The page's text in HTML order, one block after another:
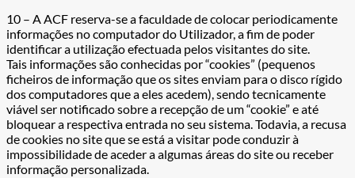
10 – A ACF reserva-se a faculdade de colocar periodicamente
informações no computador do Utilizador, a fim de poder
identificar a utilização efectuada pelos visitantes do site.
Tais informações são conhecidas por “cookies” (pequenos
ficheiros de informação que os sites enviam para o disco rígido
dos computadores que a eles acedem), sendo tecnicamente
viável ser notificado sobre a recepção de um “cookie” e até
bloquear a respectiva entrada no seu sistema. Todavia, a recusa
de cookies no site que se está a visitar pode conduzir à
impossibilidade de aceder a algumas áreas do site ou receber
informação personalizada.